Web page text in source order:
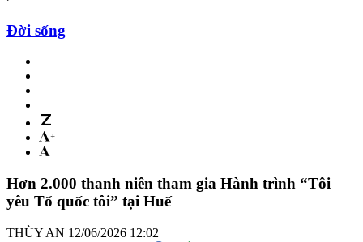
Đời sống
Hơn 2.000 thanh niên tham gia Hành trình “Tôi
yêu Tổ quốc tôi” tại Huế
THÙY AN 12/06/2026 12:02